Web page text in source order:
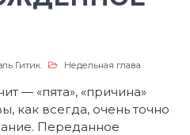
Гитик Недельная глава
— «пята», «причина»
как всегда, очень точно
Переданное